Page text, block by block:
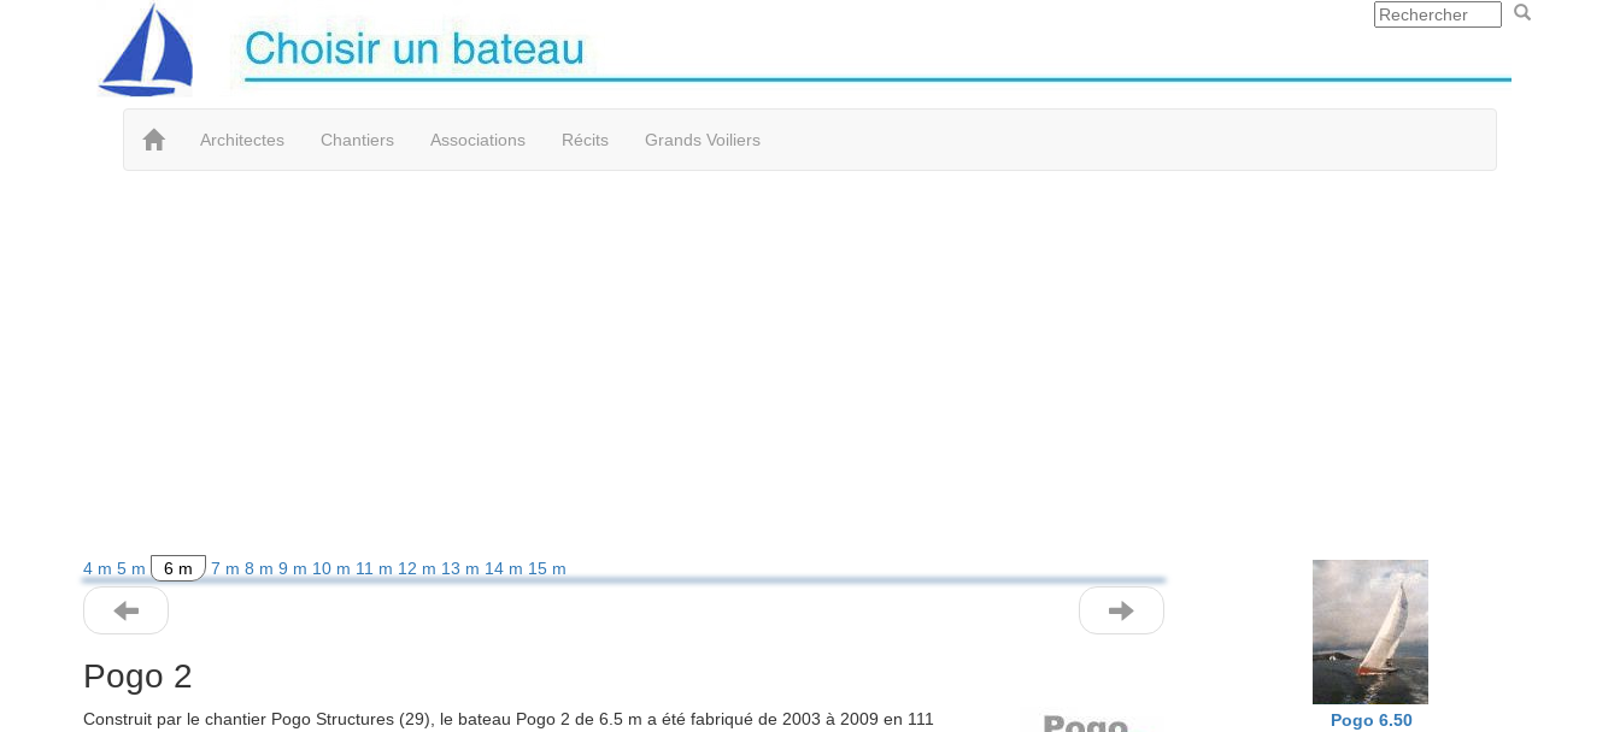
Architectes Chantiers Associations Récits Grands Voiliers
4 m 5 m 6 m 7 m 8 m 9 m 10 m 11 m 12 m 13 m 14 m 15 m
Pogo 2
Construit par le chantier Pogo Structures (29), le bateau Pogo 2 de 6.5 m a été fabriqué de 2003 à 2009 en 111
Pogo 6.50